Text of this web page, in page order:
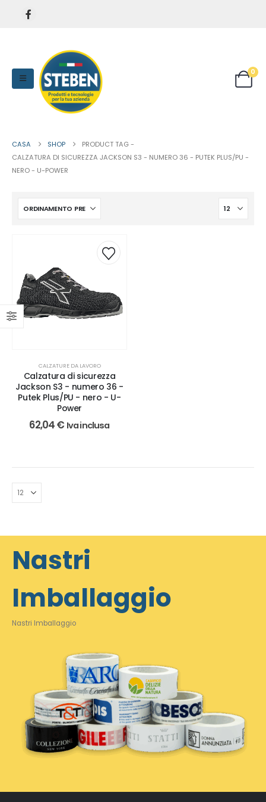
0
CASA SHOP
PRODUCT TAG -
CALZATURA DI SICUREZZA JACKSON S3 - NUMERO 36 - PUTEK PLUS/PU -
NERO - U-POWER
CALZATURE DA LAVORO
Calzatura di sicurezza
Jackson S3 - numero 36 -
Putek Plus/PU - nero - U-
Power
62,04€ Iva inclusa
Nastri
Imballaggio
Nastri Imballaggio